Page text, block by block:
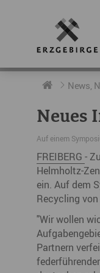
RUND UMS
Geschichte
Der
Städte im
Fakten
AKTUELLES
Neuigkeiten
Podcast
DIE
Botschafter
News,
Neues
Auf einem
FREIBERG -
Helmholtz-
ein. Auf dem
Recycling
"Wir wollen
Partnern